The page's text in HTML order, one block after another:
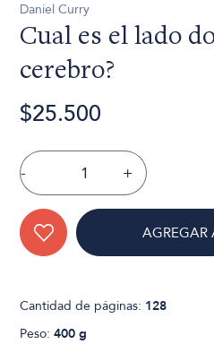
Daniel Curry
Cual es el lado
cerebro?
$25.500
- +
AGREGAR
Cantidad de páginas: 128
Peso:400 g